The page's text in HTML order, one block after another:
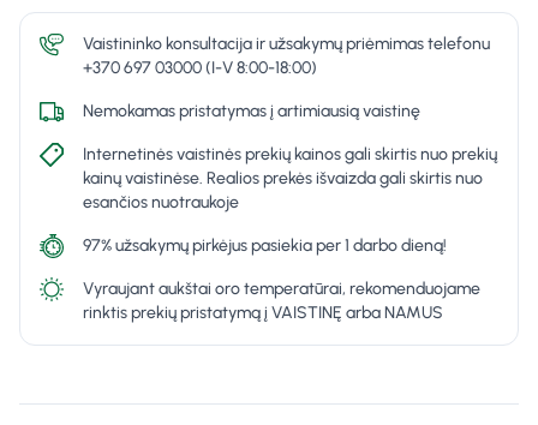
Vaistininko konsultacija ir užsakymų priėmimas telefonu
+370 697 03000 (I-V 8:00-18:00)
Nemokamas pristatymas į artimiausią vaistinę
Internetinės vaistinės prekių kainos gali skirtis nuo prekių
kainų vaistinėse. Realios prekės išvaizda gali skirtis nuo
esančios nuotraukoje
97% užsakymų pirkėjus pasiekia per 1 darbo dieną!
Vyraujant aukštai oro temperatūrai, rekomenduojame
rinktis prekių pristatymą į VAISTINĘ arba NAMUS